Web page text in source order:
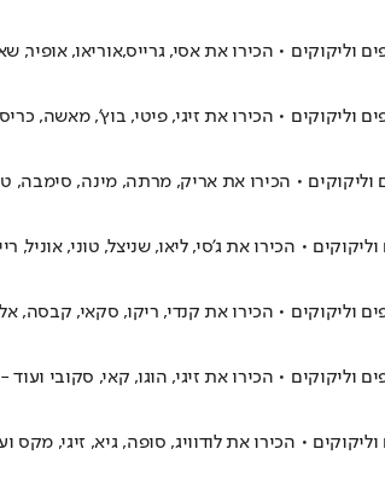
• הכירו את אסי, גרייס,אוריאו, אופיר,
• הכירו את זיגי, פיטי, בוץ', מאשה,
• הכירו את אריק, מרתה, מינה, סימבה,
• הכירו את ג'סי, ליאו, שניצל, טוני, אוניל,
• הכירו את קנדי, ריקו, סקאי, קבסה,
• הכירו את זיגי, הוגו, קאי, סקובי ועוד
• הכירו את לודוויג, סופה, גיא, זיגי, מקס